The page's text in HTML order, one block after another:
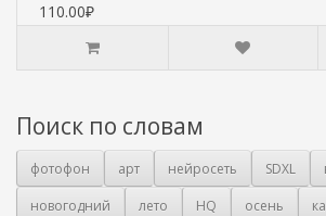
110.00₽
Поиск по словам
фотофон арт нейросеть SDXL
новогодний
лето HQ осень